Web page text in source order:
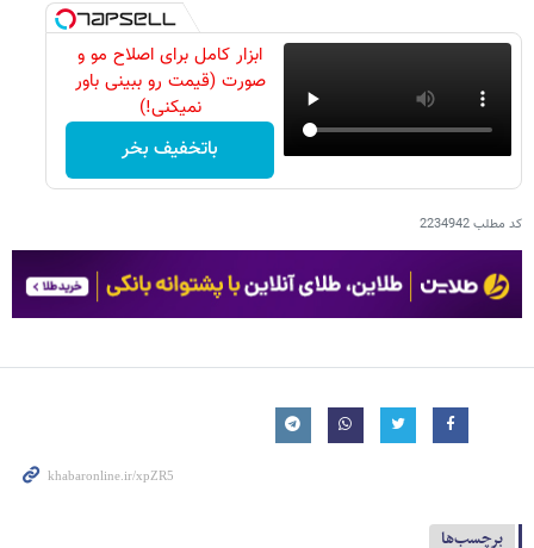
ابزار کامل برای اصلاح مو و
صورت (قیمت رو ببینی باور
نمیکنی!)
باتخفیف بخر
کد مطلب2234942
برچسب‌ها